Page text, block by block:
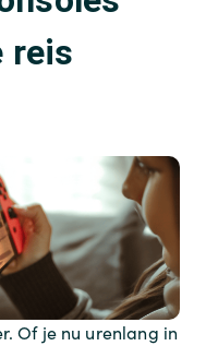
reis
Of je nu urenlang in